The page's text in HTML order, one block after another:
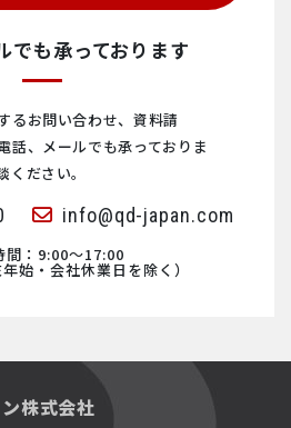
でも承っております
るお問い合わせ、資料請
話、メールでも承っておりま
ください。
info@qd-japan.com
間：9:00〜17:00
始・会社休業日を除く）
株式会社